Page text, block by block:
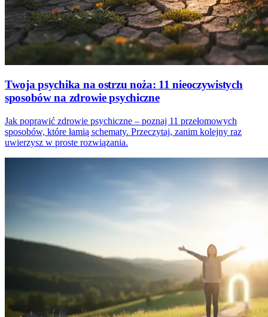
Twoja psychika na ostrzu noża: 11 nieoczywistych
sposobów na zdrowie psychiczne
Jak poprawić zdrowie psychiczne – poznaj 11 przełomowych
sposobów, które łamią schematy. Przeczytaj, zanim kolejny raz
uwierzysz w proste rozwiązania.